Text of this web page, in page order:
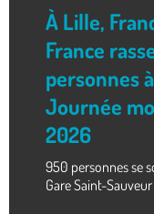
À Lille,
France
personnes
Journée
2026
950 personnes se
Gare Saint-